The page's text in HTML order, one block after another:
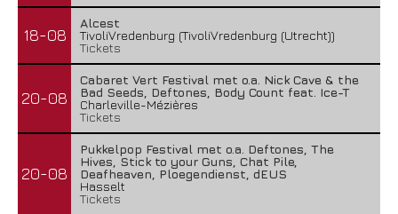
18-08
Alcest
TivoliVredenburg (TivoliVredenburg (Utrecht))
Tickets
20-08
Cabaret Vert Festival met o.a. Nick Cave & the
Bad Seeds, Deftones, Body Count feat. Ice-T
Charleville-Mézières
Tickets
20-08
Pukkelpop Festival met o.a. Deftones, The
Hives, Stick to your Guns, Chat Pile,
Deafheaven, Ploegendienst, dEUS
Hasselt
Tickets